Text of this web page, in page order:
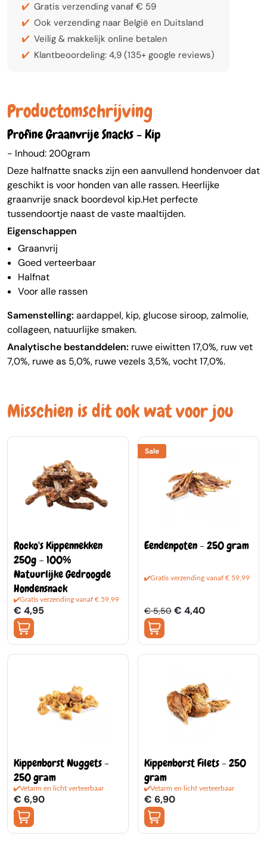
Gratis verzending vanaf € 59
Ook verzending naar België en Duitsland
Veilig & makkelijk online betalen
Klantbeoordeling: 4,9 (135+ google reviews)
Productomschrijving
Profine Graanvrije Snacks - Kip
- Inhoud: 200gram
Deze halfnatte snacks zijn een aanvullend hondenvoer dat
geschikt is voor honden van alle rassen. Heerlijke
graanvrije snack boordevol kip.Het perfecte
tussendoortje naast de vaste maaltijden.
Eigenschappen
Graanvrij
Goed verteerbaar
Halfnat
Voor alle rassen
Samenstelling: aardappel, kip, glucose siroop, zalmolie,
collageen, natuurlijke smaken.
Analytische bestanddelen: ruwe eiwitten 17,0%, ruw vet
7,0%, ruwe as 5,0%, ruwe vezels 3,5%, vocht 17,0%.
Misschien is dit ook wat voor jou
Rocko's Kippennekken
250g – 100%
Natuurlijke Gedroogde
Hondensnack
Gratis verzending vanaf € 59,99
€ 4,95
Sale
Eendenpoten - 250 gram
Gratis verzending vanaf € 59,99
€ 5,50 € 4,40
Kippenborst Nuggets -
250 gram
Vetarm en licht verteerbaar
€ 6,90
Kippenborst Filets - 250
gram
Vetarm en licht verteerbaar
€ 6,90